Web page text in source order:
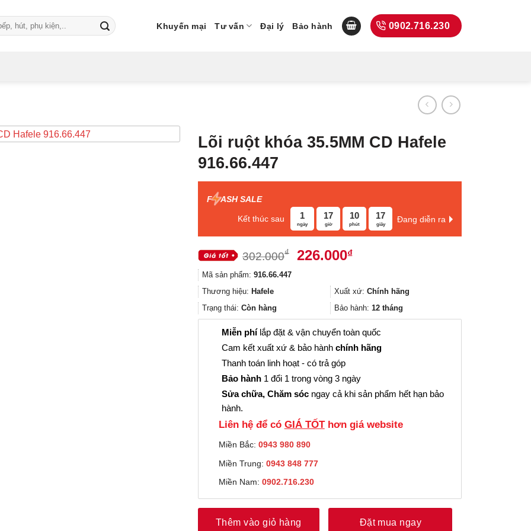
Khuyến mại Tư vấn Đại lý Bảo hành 0902.716.230
Lõi ruột khóa 35.5MM CD Hafele
916.66.447
F ASH SALE
Kết thúc sau 1
ngày
17
giờ
10
phút
16
giây
Đang diễn ra
302.000₫
Giá
302.000₫.
226.000₫Giá
là:
226.000₫.
Mã sản phẩm: 916.66.447
Thương hiệu: Hafele Xuất xứ: Chính hãng
Trạng thái: Còn hàng Bảo hành: 12 tháng
Miễn phílắp đặt & vận chuyển toàn quốc
Cam kết xuất xứ & bảo hành chính hãng
Thanh toán linh hoạt - có trả góp
Bảo hành 1 đổi 1 trong vòng 3 ngày
Sửa chữa, Chăm sóc ngay cả khi sản phẩm hết hạn bảo
hành.
Liên hệ để có GIÁ TỐThơn giá website
Miền Bắc: 0943 980 890
Miền Trung: 0943 848 777
Miền Nam: 0902.716.230
Thêm vào giỏ hàng Đặt mua ngay